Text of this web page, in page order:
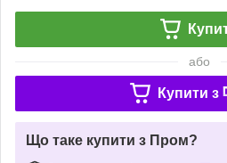
або
Купити з
Що таке купити з Пром?